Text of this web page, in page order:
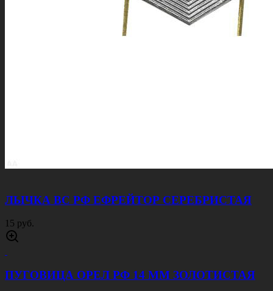
ЛЫЧКА ВС РФ ЕФРЕЙТОР СЕРЕБРИСТАЯ
15 руб.
ПУГОВИЦА ОРЕЛ РФ 14 ММ ЗОЛОТИСТАЯ